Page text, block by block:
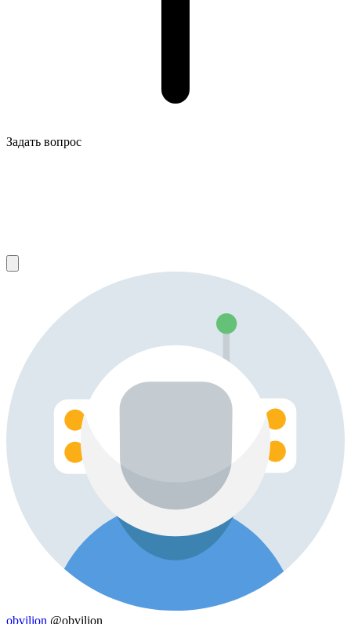
Задать вопрос
obvilion @obvilion